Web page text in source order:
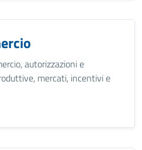
autorizzazioni e
mercati, incentivi e